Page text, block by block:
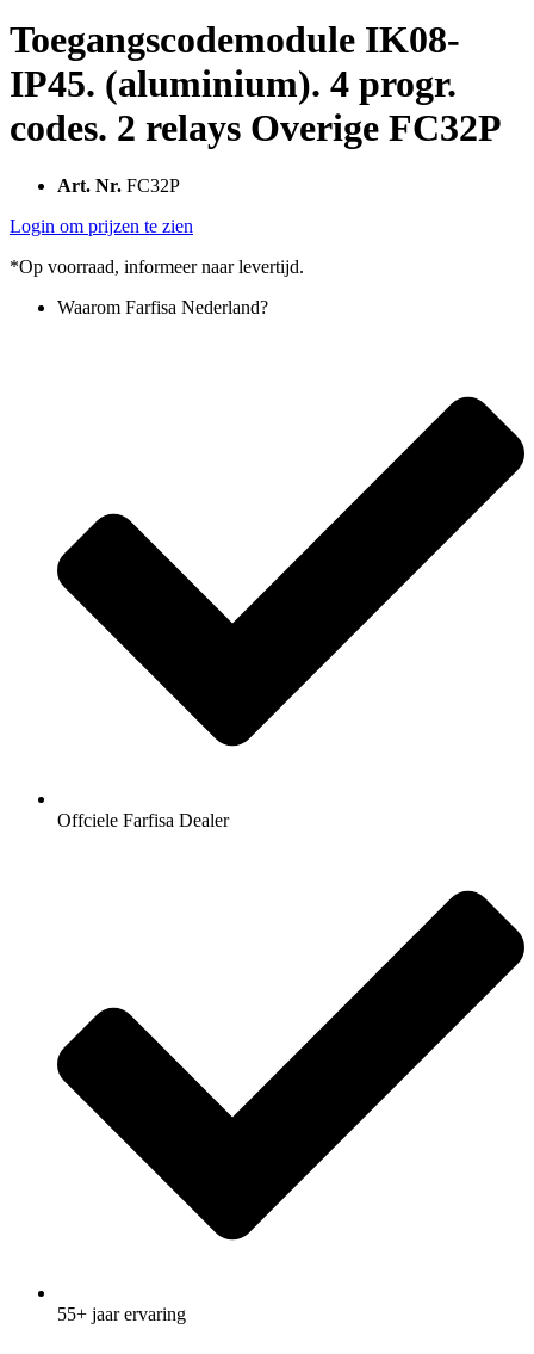
Toegangscodemodule IK08-
IP45. (aluminium). 4 progr.
codes. 2 relays Overige FC32P
Art. Nr. FC32P
Login om prijzen te zien
*Op voorraad, informeer naar levertijd.
Waarom Farfisa Nederland?
Offciele Farfisa Dealer
55+ jaar ervaring